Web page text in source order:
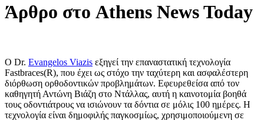
Άρθρο στο Athens News Today
Ο Dr. Evangelos Viazis εξηγεί την επαναστατική τεχνολογία
Fastbraces(R), που έχει ως στόχο την ταχύτερη και ασφαλέστερη
διόρθωση ορθοδοντικών προβλημάτων. Εφευρεθείσα από τον
καθηγητή Αντώνη Βιάζη στο Ντάλλας, αυτή η καινοτομία βοηθά
τους οδοντιάτρους να ισιώνουν τα δόντια σε μόλις 100 ημέρες. Η
τεχνολογία είναι δημοφιλής παγκοσμίως, χρησιμοποιούμενη σε